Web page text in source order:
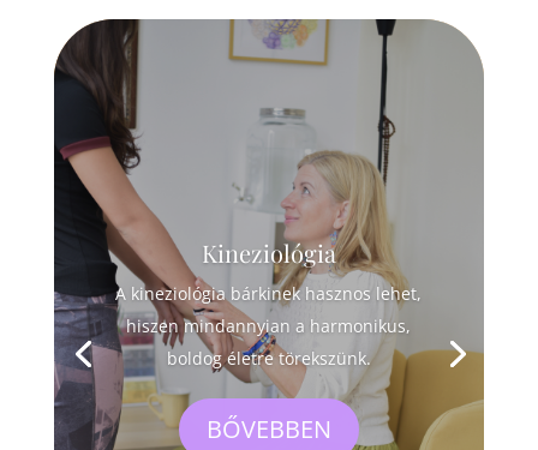
Kineziológia
A kineziológia bárkinek hasznos lehet,
hiszen mindannyian a harmonikus,
boldog életre törekszünk.
BŐVEBBEN